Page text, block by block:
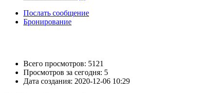
Послать сообщение
Бронирование
Всего просмотров: 5121
Просмотров за сегодня: 5
Дата создания: 2020-12-06 10:29